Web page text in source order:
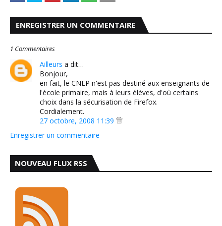
ENREGISTRER UN COMMENTAIRE
1 Commentaires
Ailleurs a dit…
Bonjour,
en fait, le CNEP n'est pas destiné aux enseignants de
l'école primaire, mais à leurs élèves, d'où certains
choix dans la sécurisation de Firefox.
Cordialement.
27 octobre, 2008 11:39
Enregistrer un commentaire
NOUVEAU FLUX RSS